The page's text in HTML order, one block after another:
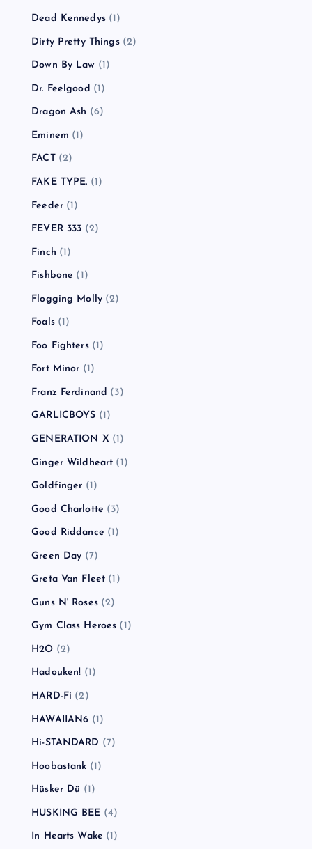
Dead Kennedys(1)
Dirty Pretty Things(2)
Down By Law (1)
Dr. Feelgood (1)
Dragon Ash (6)
Eminem (1)
FACT(2)
FAKE TYPE. (1)
Feeder(1)
FEVER 333 (2)
Finch (1)
Fishbone (1)
Flogging Molly (2)
Foals(1)
Foo Fighters(1)
Fort Minor (1)
Franz Ferdinand (3)
GARLICBOYS (1)
GENERATION X (1)
Ginger Wildheart (1)
Goldfinger (1)
Good Charlotte (3)
Good Riddance (1)
Green Day (7)
Greta Van Fleet (1)
Guns N' Roses(2)
Gym Class Heroes (1)
H2O (2)
Hadouken! (1)
HARD-Fi (2)
HAWAIIAN6 (1)
Hi-STANDARD (7)
Hoobastank (1)
Hüsker Dü (1)
HUSKING BEE (4)
In Hearts Wake (1)